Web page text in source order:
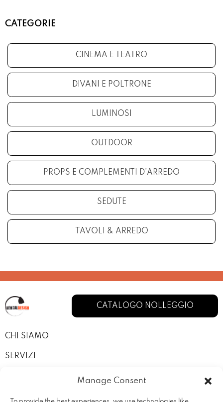
Manage Consent
CATEGORIE
CINEMA E TEATRO
DIVANI E POLTRONE
LUMINOSI
OUTDOOR
PROPS E COMPLEMENTI D’ARREDO
SEDUTE
TAVOLI & ARREDO
CATALOGO NOLLEGGIO
CHI SIAMO
SERVIZI
I NOSTRI ALLESTIMENTI
CONTATTI